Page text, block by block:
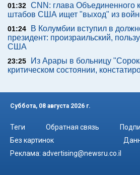
01:32 CNN: глава Объединенного
штабов США ищет "выход" из
01:24
В Колумбии вступил в
президент: произраильский,
США
23:25
Из Арары в больницу
критическом состоянии,
Суббота, 08 августа 2026 г.
Теги Обратная связь
Без картинок
Реклама: advertising@newsru.co.il